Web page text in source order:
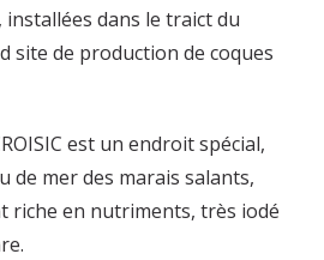
installées dans le traict du
site de production de coques
est un endroit spécial,
de mer des marais salants,
riche en nutriments, très iodé